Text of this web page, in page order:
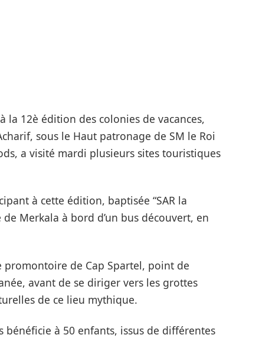
la 12è édition des colonies de vacances,
sous le Haut patronage de SM le Roi
a visité mardi plusieurs sites touristiques
à cette édition, baptisée “SAR la
Merkala à bord d’un bus découvert, en
de Cap Spartel, point de
avant de se diriger vers les grottes
de ce lieu mythique.
bénéficie à 50 enfants, issus de différentes